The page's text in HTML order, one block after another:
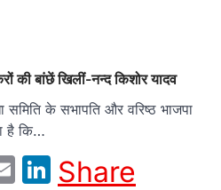
की बांछें खिलीं-नन्द किशोर यादव
समिति के सभापति और वरिष्ठ भाजपा
है कि…
EmailLinkedIn
Share